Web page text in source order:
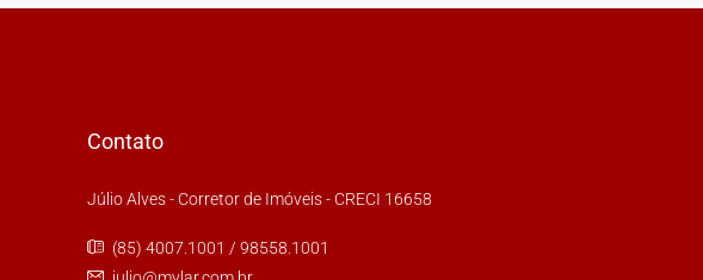
Contato
Júlio Alves - Corretor de Imóveis - CRECI 16658
(85) 4007.1001 / 98558.1001